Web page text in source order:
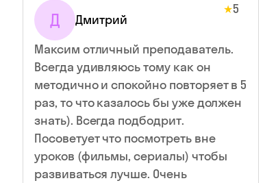
Д Дмитрий
★5
Максим отличный преподаватель.
Всегда удивляюсь тому как он
методично и спокойно повторяет в 5
раз, то что казалось бы уже должен
знать). Всегда подбодрит.
Посоветует что посмотреть вне
уроков (фильмы, сериалы) чтобы
развиваться лучше. Очень